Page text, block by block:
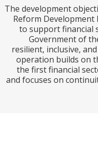
The development
Reform
to support
resilient,
operation
the first
and focuses on